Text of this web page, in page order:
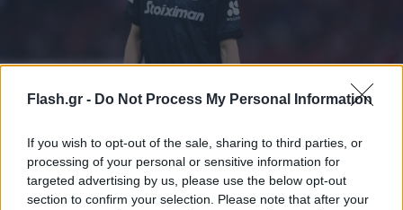
Flash.gr - Do Not Process My Personal Information
If you wish to opt-out of the sale, sharing to third parties, or
processing of your personal or sensitive information for
targeted advertising by us, please use the below opt-out
section to confirm your selection. Please note that after your
ΠΑΟΚ: Η «χρυσή» πρόταση που απέρριψε ο
Σαββίδης για Κωνσταντέλια
Ο ΠΑΟΚ απέρριψε πρόταση - μαμούθ της Στουτγκάρδης για
τον Γιάννη Κωνσταντέλια, έπειτα από απόφαση του Ιβάν
Σαββίδη.